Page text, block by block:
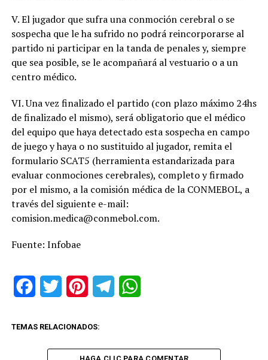
V. El jugador que sufra una conmoción cerebral o se
sospecha que le ha sufrido no podrá reincorporarse al
partido ni participar en la tanda de penales y, siempre
que sea posible, se le acompañará al vestuario o a un
centro médico.
VI. Una vez finalizado el partido (con plazo máximo 24hs
de finalizado el mismo), será obligatorio que el médico
del equipo que haya detectado esta sospecha en campo
de juego y haya o no sustituido al jugador, remita el
formulario SCAT5 (herramienta estandarizada para
evaluar conmociones cerebrales), completo y firmado
por el mismo, a la comisión médica de la CONMEBOL, a
través del siguiente e-mail:
comision.medica@conmebol.com.
Fuente: Infobae
FacebookTwitter PinterestTelegram
TEMAS RELACIONADOS: